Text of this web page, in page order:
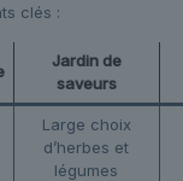
clés :
Jardin de
saveurs
Large choix
d’herbes et
légumes